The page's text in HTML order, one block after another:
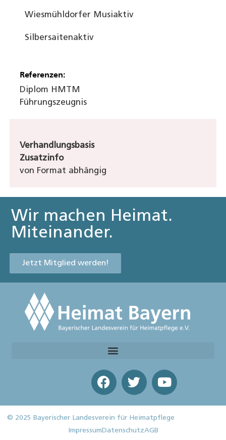
Wiesmühldorfer Musiaktiv
Silbersaitenaktiv
Referenzen:
Diplom HMTM
Führungszeugnis
Verhandlungsbasis
Zusatzinfo
von Format abhängig
Wir machen Heimat.
Miteinander.
Jetzt Mitglied werden!
© 2025 Bayerischer Landesverein für Heimatpflege
Impressum DatenschutzAGB